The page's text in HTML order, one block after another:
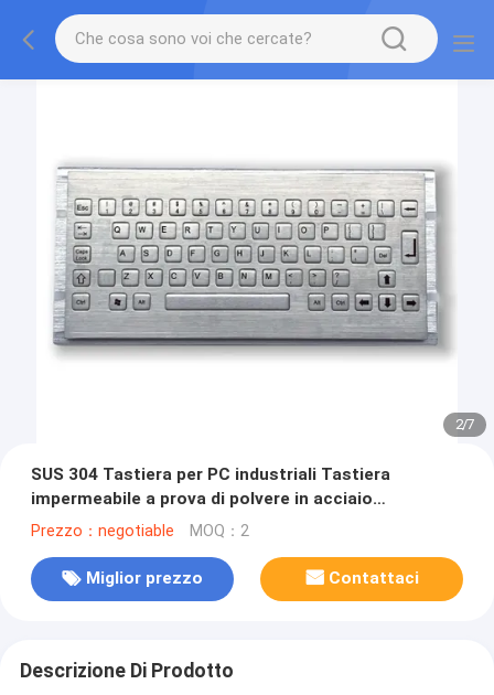
2/7
SUS 304 Tastiera per PC industriali Tastiera
impermeabile a prova di polvere in acciaio
inossidabile
Prezzo：negotiable MOQ：2
Miglior prezzo Contattaci
Descrizione Di Prodotto